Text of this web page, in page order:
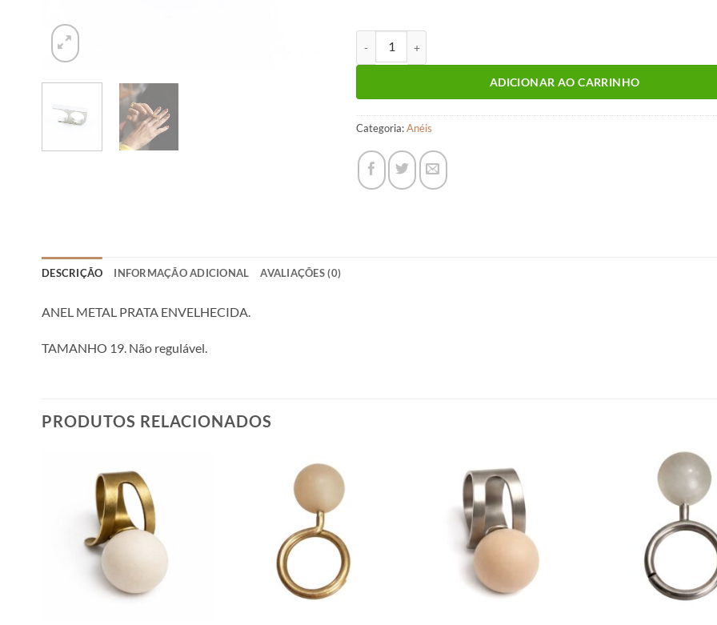
ADICIONAR AO CARRINHO
Categoria:Anéis
DESCRIÇÃO INFORMAÇÃO ADICIONAL AVALIAÇÕES (0)
ANEL METAL PRATA ENVELHECIDA.
TAMANHO 19. Não regulável.
PRODUTOS RELACIONADOS